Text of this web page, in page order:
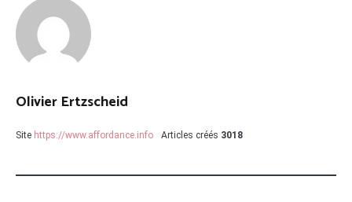
Olivier Ertzscheid
Site https://www.affordance.info Articles créés 3018